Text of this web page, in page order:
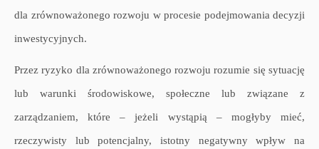
dla zrównoważonego rozwoju w procesie podejmowania decyzji
inwestycyjnych.
Przez ryzyko dla zrównoważonego rozwoju rozumie się sytuację
lub warunki środowiskowe, społeczne lub związane z
zarządzaniem, które – jeżeli wystąpią – mogłyby mieć,
rzeczywisty lub potencjalny, istotny negatywny wpływ na